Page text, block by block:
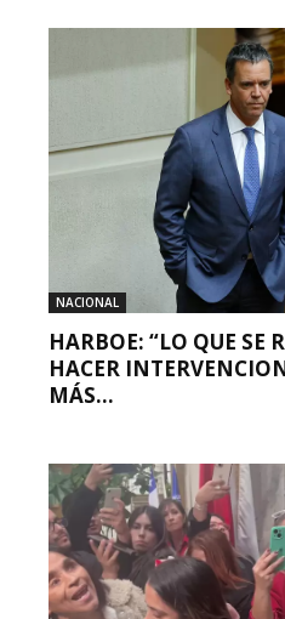
NACIONAL
HARBOE: “LO QUE SE
HACER
MÁS...